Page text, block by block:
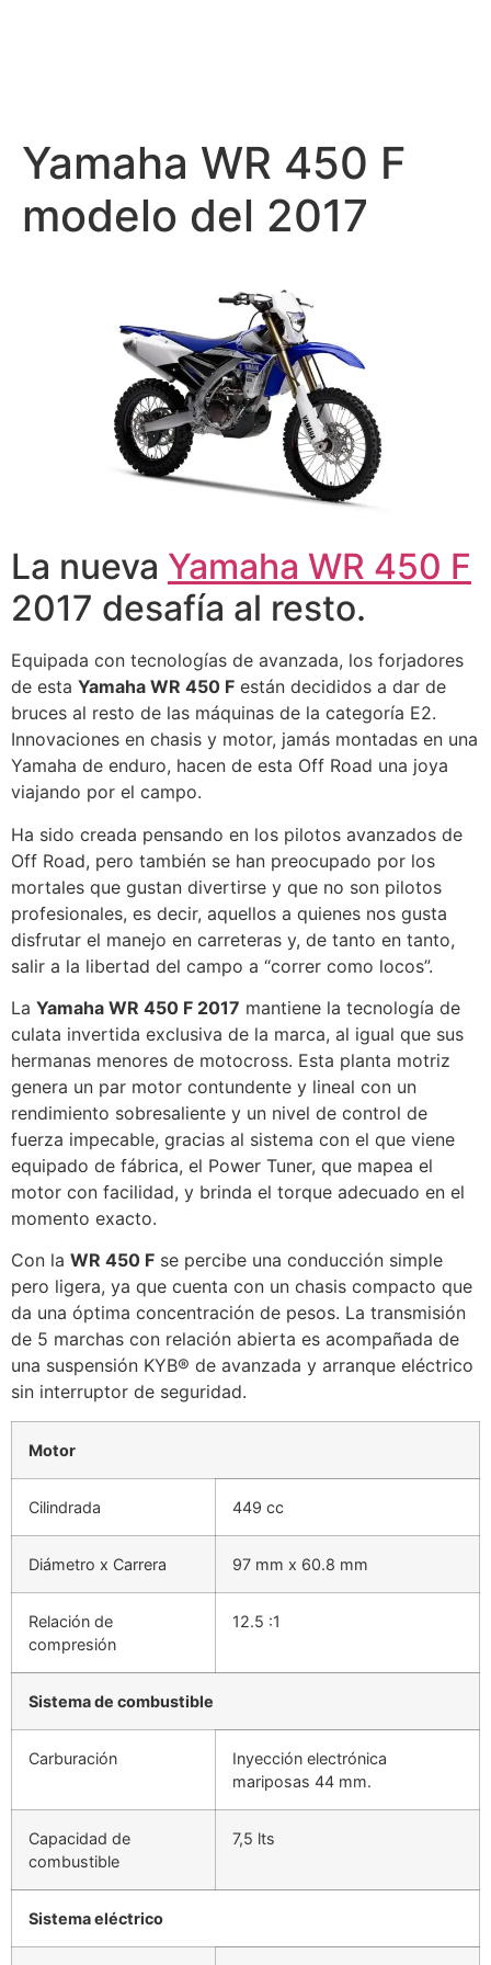
Yamaha WR 450 F
modelo del 2017
La nueva Yamaha WR 450 F
2017 desafía al resto.
Equipada con tecnologías de avanzada, los forjadores
de esta Yamaha WR 450 F están decididos a dar de
bruces al resto de las máquinas de la categoría E2.
Innovaciones en chasis y motor, jamás montadas en una
Yamaha de enduro, hacen de esta Off Road una joya
viajando por el campo.
Ha sido creada pensando en los pilotos avanzados de
Off Road, pero también se han preocupado por los
mortales que gustan divertirse y que no son pilotos
profesionales, es decir, aquellos a quienes nos gusta
disfrutar el manejo en carreteras y, de tanto en tanto,
salir a la libertad del campo a “correr como locos”.
La Yamaha WR 450 F 2017 mantiene la tecnología de
culata invertida exclusiva de la marca, al igual que sus
hermanas menores de motocross. Esta planta motriz
genera un par motor contundente y lineal con un
rendimiento sobresaliente y un nivel de control de
fuerza impecable, gracias al sistema con el que viene
equipado de fábrica, el Power Tuner, que mapea el
motor con facilidad, y brinda el torque adecuado en el
momento exacto.
Con la WR 450 F se percibe una conducción simple
pero ligera, ya que cuenta con un chasis compacto que
da una óptima concentración de pesos. La transmisión
de 5 marchas con relación abierta es acompañada de
una suspensión KYB® de avanzada y arranque eléctrico
sin interruptor de seguridad.
Motor
Cilindrada 449 cc
Diámetro x Carrera 97 mm x 60.8 mm
Relación de
compresión
12.5 :1
Sistema de combustible
Carburación
Inyección electrónica
mariposas 44 mm.
Capacidad de
combustible
7,5 lts
Sistema eléctrico